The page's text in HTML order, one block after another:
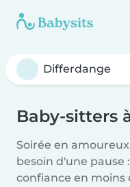
Baby-sitters
Soirée en
besoin d'une pause
confiance en